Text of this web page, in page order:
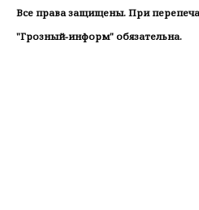
Все права защищены. При
"Грозный-информ" обязательна.